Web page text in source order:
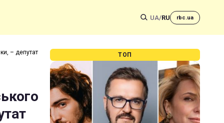
UA/RU rbc.ua
– депутат ТОП